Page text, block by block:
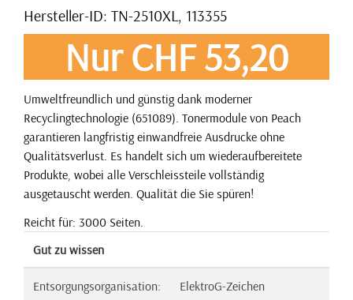
Hersteller-ID: TN-2510XL, 113355
Nur CHF 53,20
Umweltfreundlich und günstig dank moderner
Recyclingtechnologie (651089). Tonermodule von Peach
garantieren langfristig einwandfreie Ausdrucke ohne
Qualitätsverlust. Es handelt sich um wiederaufbereitete
Produkte, wobei alle Verschleissteile vollständig
ausgetauscht werden. Qualität die Sie spüren!
Reicht für: 3000 Seiten.
Gut zu wissen
Entsorgungsorganisation: ElektroG-Zeichen